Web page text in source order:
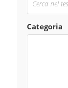
Categoria